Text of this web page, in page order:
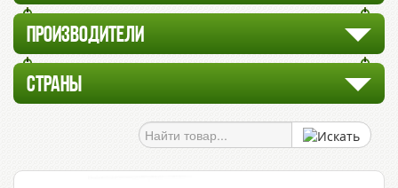
ПРОИЗВОДИТЕЛИ
СТРАНЫ